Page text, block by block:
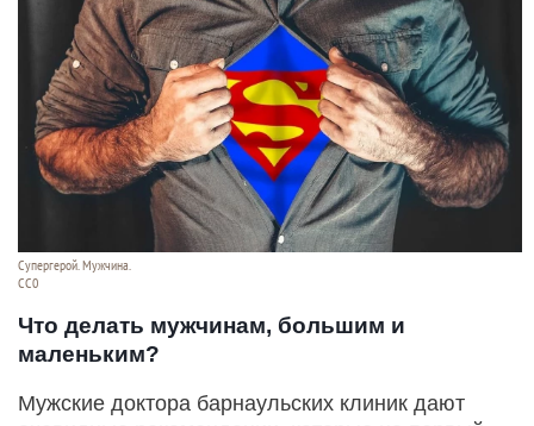
Супергерой. Мужчина.
СС0
Что делать мужчинам, большим и
маленьким?
Мужские доктора барнаульских клиник дают